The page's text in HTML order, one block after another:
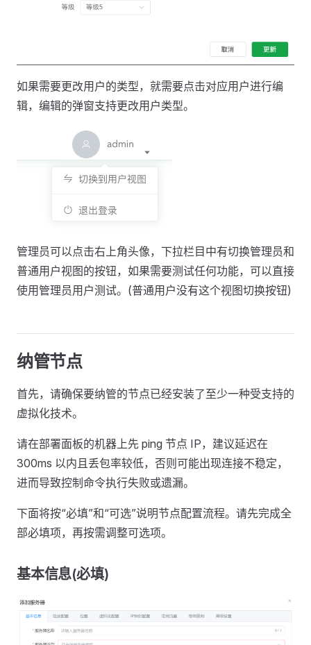
如果需要更改用户的类型，就需要点击对应用户进行编
辑，编辑的弹窗支持更改用户类型。
管理员可以点击右上角头像，下拉栏目中有切换管理员和
普通用户视图的按钮，如果需要测试任何功能，可以直接
使用管理员用户测试。(普通用户没有这个视图切换按钮)
纳管节点
首先，请确保要纳管的节点已经安装了至少一种受支持的
虚拟化技术。
请在部署面板的机器上先 ping 节点 IP，建议延迟在
300ms 以内且丢包率较低，否则可能出现连接不稳定，
进而导致控制命令执行失败或遗漏。
下面将按“必填”和“可选”说明节点配置流程。请先完成全
部必填项，再按需调整可选项。
基本信息(必填)